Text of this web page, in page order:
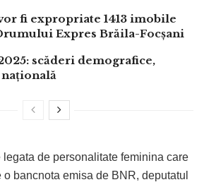
fi expropriate 1413 imobile
Expres Brăila-Focșani
scăderi demografice,
legata de personalitate feminina care
bancnota emisa de BNR, deputatul